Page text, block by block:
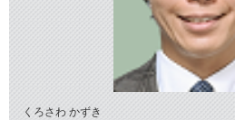
くろさわ かずき